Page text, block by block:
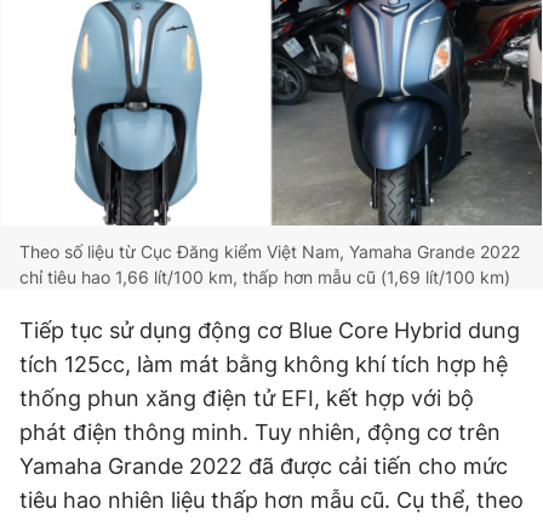
Theo số liệu từ Cục Đăng kiểm Việt Nam, Yamaha Grande 2022
chỉ tiêu hao 1,66 lít/100 km, thấp hơn mẫu cũ (1,69 lít/100 km)
Tiếp tục sử dụng động cơ Blue Core Hybrid dung
tích 125cc, làm mát bằng không khí tích hợp hệ
thống phun xăng điện tử EFI, kết hợp với bộ
phát điện thông minh. Tuy nhiên, động cơ trên
Yamaha Grande 2022 đã được cải tiến cho mức
tiêu hao nhiên liệu thấp hơn mẫu cũ. Cụ thể, theo